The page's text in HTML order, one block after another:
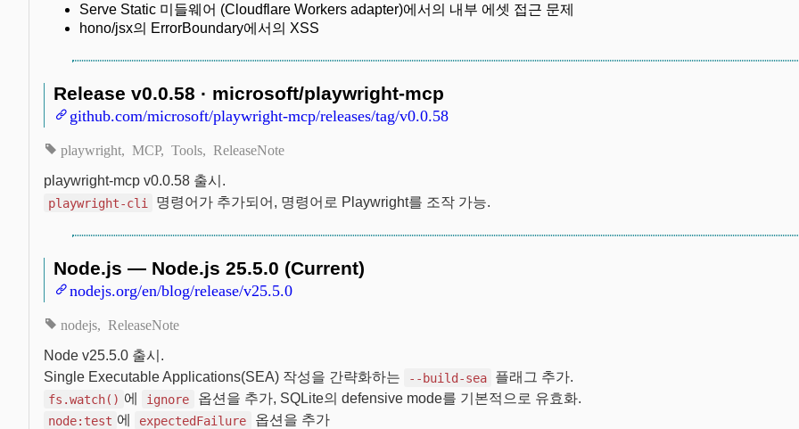
Serve Static 미들웨어 (Cloudflare Workers adapter)에서의 내부 에셋 접근 문제
hono/jsx의 ErrorBoundary에서의 XSS
Release v0.0.58 · microsoft/playwright-mcp
github.com/microsoft/playwright-mcp/releases/tag/v0.0.58
playwright MCP Tools ReleaseNote
playwright-mcp v0.0.58 출시.
playwright-cli 명령어가 추가되어, 명령어로 Playwright를 조작 가능.
Node.js — Node.js 25.5.0 (Current)
nodejs.org/en/blog/release/v25.5.0
nodejs ReleaseNote
Node v25.5.0 출시.
Single Executable Applications(SEA) 작성을 간략화하는
--build-sea 플래그 추가.
fs.watch() 에 ignore 옵션을 추가, SQLite의 defensive mode를 기본적으로 유효화.
node:test 에 expectedFailure 옵션을 추가